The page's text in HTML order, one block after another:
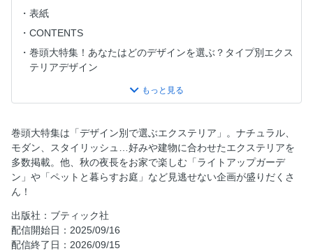
表紙
CONTENTS
巻頭大特集！あなたはどのデザインを選ぶ？タイプ別エクス
テリアデザイン
ライトアップのエクステリア＆ガーデン
テラスがあるガーデンでもっとお庭ライフを楽しもう！
あなたの「やりたい」を叶えるテラスガーデン。夢を実現さ
せる家具選び
大切な家族のために ペットと楽しめる快適ガーデン
地球にも家族にも優しい 天然素材を使用したデザイン
お手入れやスペースを考慮 植栽計画を見直そう
ブティック社の本
巻頭大特集は「デザイン別で選ぶエクステリア」。ナチュラル、
モダン、スタイリッシュ…好みや建物に合わせたエクステリアを
多数掲載。他、秋の夜長をお家で楽しむ「ライトアップガーデ
ン」や「ペットと暮らすお庭」など見逃せない企画が盛りだくさ
ん！
出版社：ブティック社
配信開始日：2025/09/16
配信終了日：2026/09/15